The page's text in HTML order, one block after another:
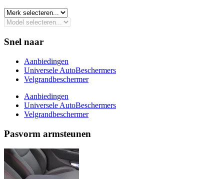
Snel naar
Aanbiedingen
Universele AutoBeschermers
Velgrandbeschermer
Aanbiedingen
Universele AutoBeschermers
Velgrandbeschermer
Pasvorm armsteunen